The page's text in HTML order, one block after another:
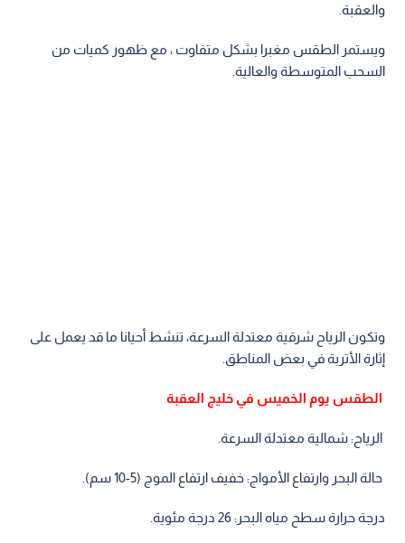
والعقبة.
ويستمر الطقس مغبرا بشكل متفاوت ، مع ظهور كميات من
السحب المتوسطة والعالية.
وتكون الرياح شرقية معتدلة السرعة، تنشط أحيانا ما قد يعمل على
إثارة الأتربة في بعض المناطق.
الطقس يوم الخميس في خليج العقبة
الرياح: شمالية معتدلة السرعة.
حالة البحر وارتفاع الأمواج: خفيف ارتفاع الموج (5-10 سم).
درجة حرارة سطح مياه البحر: 26 درجة مئوية.